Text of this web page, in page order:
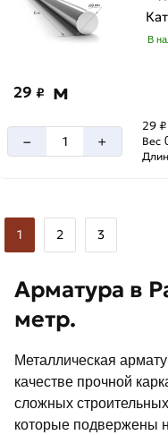
В
29 ₽ м
– +
29 ₽
Вес
1 2 3
Арматура в
метр.
Металлическая
качестве прочной
сложных
которые подвержены